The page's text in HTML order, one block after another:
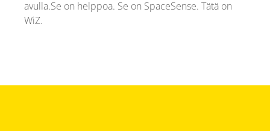
avulla.Se on helppoa. Se on SpaceSense. Tätä on
WiZ.